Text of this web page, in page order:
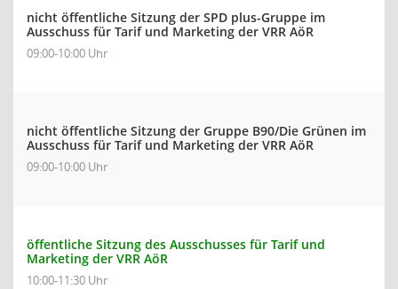
nicht öffentliche Sitzung der SPD plus-Gruppe im
Ausschuss für Tarif und Marketing der VRR AöR
09:00-10:00 Uhr
nicht öffentliche Sitzung der Gruppe B90/Die Grünen im
Ausschuss für Tarif und Marketing der VRR AöR
09:00-10:00 Uhr
öffentliche Sitzung des Ausschusses für Tarif und
Marketing der VRR AöR
10:00-11:30 Uhr